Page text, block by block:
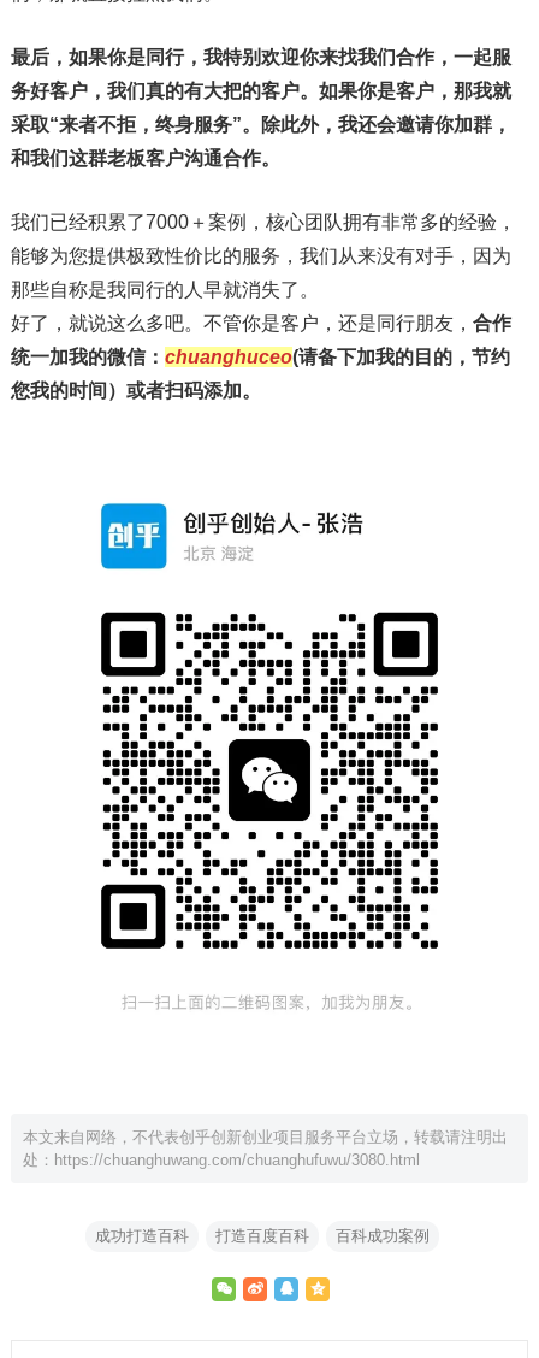
最后，如果你是同行，我特别欢迎你来找我们合作，一起服
务好客户，我们真的有大把的客户。 如果你是客户，那我就
采取“来者不拒，终身服务”。除此外，我还会邀请你加群，
和我们这群老板客户沟通合作。
我们已经积累了7000＋案例，核心团队拥有非常多的经验，
能够为您提供极致性价比的服务，我们从来没有对手，因为
那些自称是我同行的人早就消失了。
好了，就说这么多吧。不管你是客户，还是同行朋友， 合作
统一加我的微信： chuanghuceo(请备下加我的目的，节约
您我的时间）或者扫码添加。
本文来自网络，不代表创乎创新创业项目服务平台立场，转载请注明出
处： https://chuanghuwang.com/chuanghufuwu/3080.html
成功打造百科 打造百度百科 百科成功案例